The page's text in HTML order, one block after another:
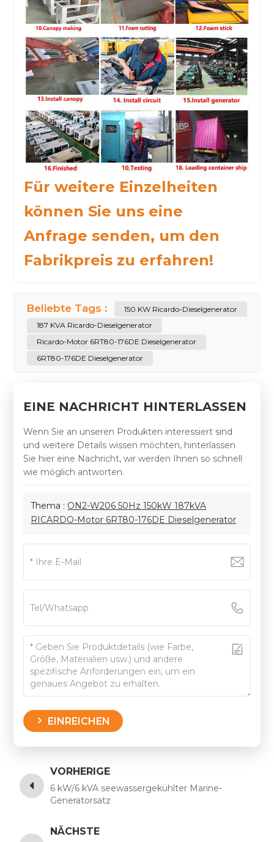
Für weitere Einzelheiten
können Sie uns eine
Anfrage senden, um den
Fabrikpreis zu erfahren!
Beliebte Tags :
150 KW Ricardo-Dieselgenerator
187 KVA Ricardo-Dieselgenerator
Ricardo-Motor 6RT80-176DE Dieselgenerator
6RT80-176DE Dieselgenerator
EINE NACHRICHT HINTERLASSEN
Wenn Sie an unseren Produkten interessiert sind
und weitere Details wissen möchten, hinterlassen
Sie hier eine Nachricht, wir werden Ihnen so schnell
wie möglich antworten.
Thema : ON2-W206 50Hz 150kW 187kVA
RICARDO-Motor 6RT80-176DE Dieselgenerator
EINREICHEN
VORHERIGE
6 kW/6 kVA seewassergekühlter Marine-
Generatorsatz
NÄCHSTE